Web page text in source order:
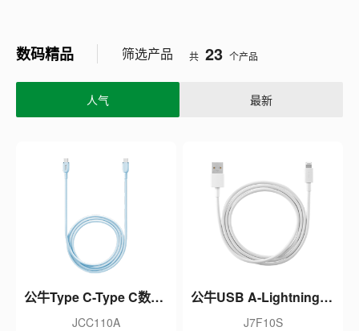
数码精品 筛选产品 共 23 个产品
人气 最新
公牛Type C-Type C数据线
JCC110A
公牛USB A-Lightning苹果数据线
J7F10S